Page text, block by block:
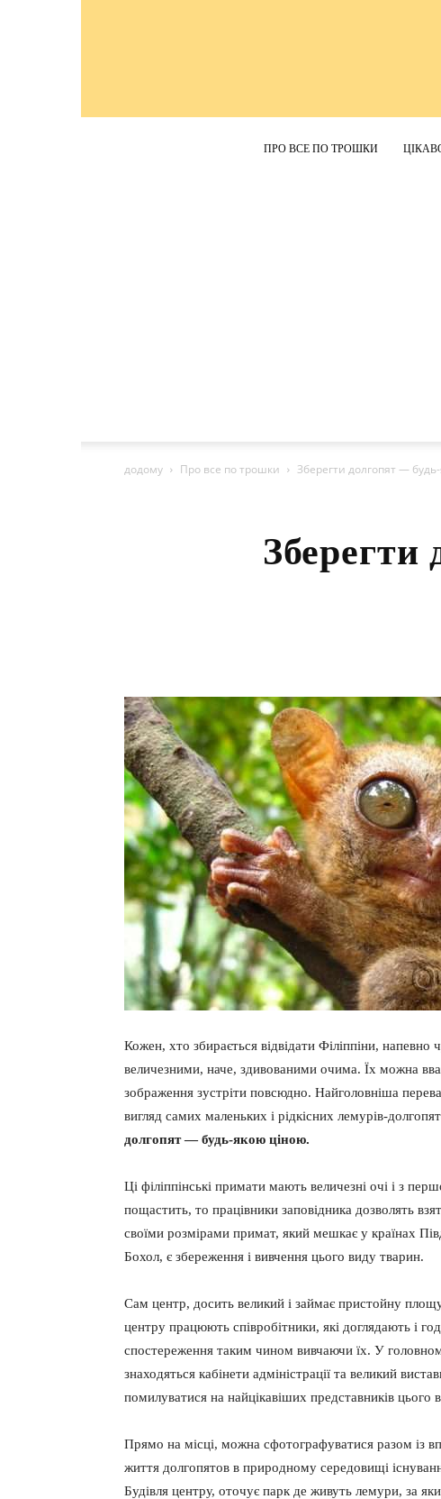
ПРО ВСЕ ПО ТРОШКИ
додому Про все по трошки Зберегти долгопят —
Кожен, хто збирається відвідати Філіппіни,
величезними, наче, здивованими очима. Їх можна
зображення зустріти повсюдно. Найголовніша
вигляд самих маленьких і рідкісних лемурів-
долгопят — будь-якою ціною.
Ці філіппінські примати мають величезні очі і з
пощастить, то працівники заповідника дозволять
своїми розмірами примат, який мешкає у країнах
Бохол, є збереження і вивчення цього виду тварин.
Сам центр, досить великий і займає пристойну
центру працюють співробітники, які доглядають і
спостереження таким чином вивчаючи їх. У
знаходяться кабінети адміністрації та великий
помилуватися на найцікавіших представників цього
Прямо на місці, можна сфотографуватися разом із
життя долгопятов в природному середовищі
Будівля центру, оточує парк де живуть лемури, за